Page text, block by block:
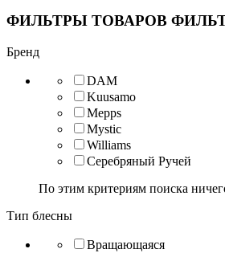
ФИЛЬТРЫ ТОВАРОВ
Бренд
DAM
Kuusamo
Mepps
Mystic
Williams
Серебряный Ручей
По этим критериям поиска
Тип блесны
Вращающаяся